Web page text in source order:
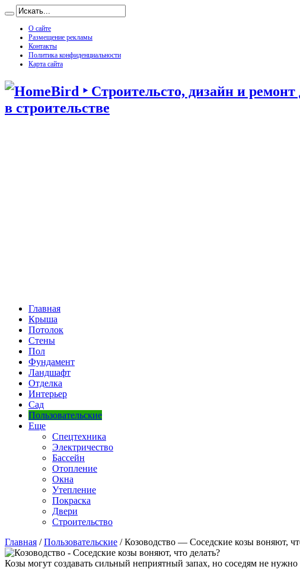
О сайте
Размещение рекламы
Контакты
Политика конфиденциальности
Карта сайта
в строительстве
Главная
Крыша
Потолок
Стены
Пол
Фундамент
Ландшафт
Отделка
Интерьер
Сад
Пользовательские
Еще
Спецтехника
Электричество
Бассейн
Отопление
Окна
Утепление
Покраска
Двери
Строительство
Главная / Пользовательские / Козоводство — Соседские козы воняют,
Козы могут создавать сильный неприятный запах, но соседям не